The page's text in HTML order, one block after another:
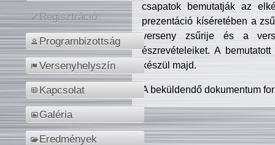
Regisztráció
Programbizottság
Versenyhelyszín
Kapcsolat
Galéria
Eredmények
csapatok bemutatják az
prezentáció kíséretében a
verseny zsűrije és a
észrevételeiket. A
készül majd.
A beküldendő dokumentum